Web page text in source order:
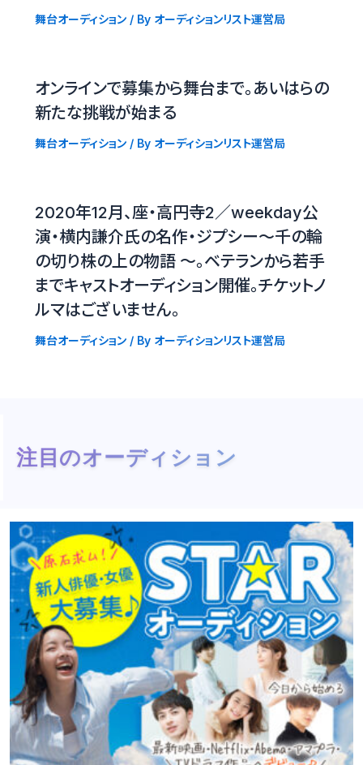
舞台オーディション/ By オーディションリスト運営局
オンラインで募集から舞台まで。あいはらの
新たな挑戦が始まる
舞台オーディション/ By オーディションリスト運営局
2020年12月、座・高円寺2／weekday公
演・横内謙介氏の名作・ジプシー〜千の輪
の切り株の上の物語 〜。ベテランから若手
までキャストオーディション開催。チケットノ
ルマはございません。
舞台オーディション/ By オーディションリスト運営局
注目のオーディション